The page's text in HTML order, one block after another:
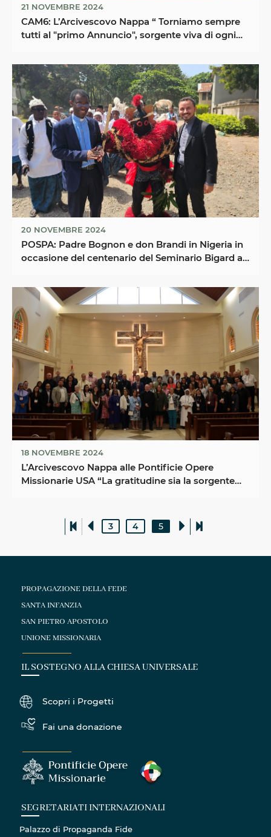
21 NOVEMBRE 2024
CAM6: L’Arcivescovo Nappa “ Torniamo sempre
tutti al "primo Annuncio", sorgente viva di ogni
20 NOVEMBRE 2024
POSPA: Padre Bognon e don Brandi in Nigeria in
occasione del centenario del Seminario Bigard ad
18 NOVEMBRE 2024
L’Arcivescovo Nappa alle Pontificie Opere
Missionarie USA “La gratitudine sia la sorgente
3 4 5
PROPAGAZIONE DELLA FEDE
SANTA INFANZIA
SAN PIETRO APOSTOLO
UNIONE MISSIONARIA
IL SOSTEGNO ALLA CHIESA UNIVERSALE
Scopri i Progetti
Fai una donazione
SEGRETARIATI INTERNAZIONALI
Palazzo di Propaganda Fide